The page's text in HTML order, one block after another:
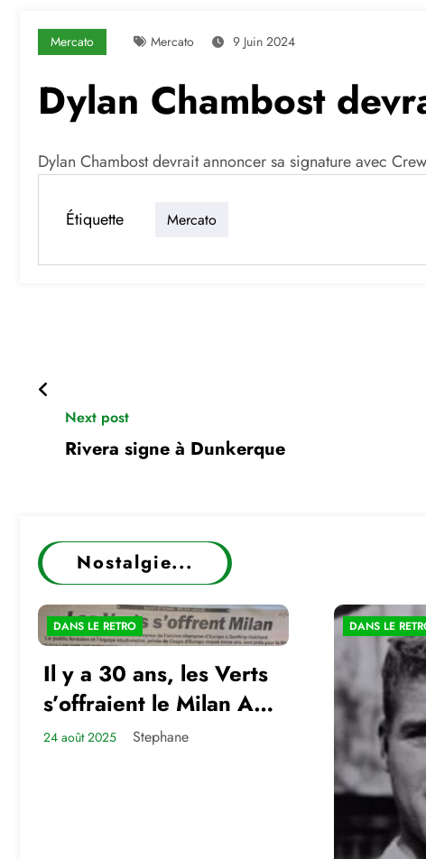
Mercato Mercato 9 Juin 2024
Dylan Chambost
Dylan Chambost devrait annoncer sa signature avec
Étiquette Mercato
Next post
Rivera signe à Dunkerque
Nostalgie...
DANS LE RETRO
Il y a 30 ans, les Verts
s’offraient le Milan AC
en amical
24 août 2025 Stephane
DANS LE